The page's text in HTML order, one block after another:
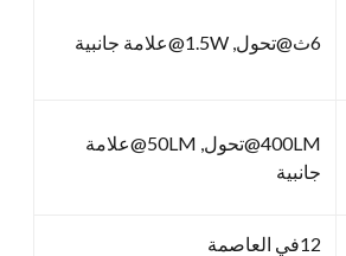
6ث@تحول, 1.5W@علامة جانبية
400LM@تحول, 50LM@علامة
جانبية
12في العاصمة